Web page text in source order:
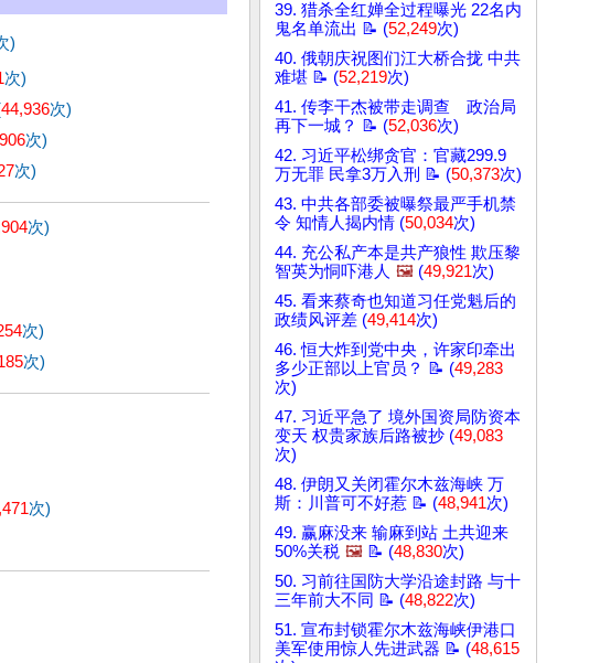
)
次)
44,936次)
次)
次)
次)
次)
次)
次)
39. 猎杀全红婵全过程曝光 22名内
鬼名单流出 📝 (52,249次)
40. 俄朝庆祝图们江大桥合拢 中共
难堪 📝 (52,219次)
41. 传李干杰被带走调查 政治局
再下一城？ 📝 (52,036次)
42. 习近平松绑贪官：官藏299.9
万无罪 民拿3万入刑 📝 (50,373次)
43. 中共各部委被曝祭最严手机禁
令 知情人揭内情 (50,034次)
44. 充公私产本是共产狼性 欺压黎
智英为恫吓港人 🖼️ (49,921次)
45. 看来蔡奇也知道习任党魁后的
政绩风评差 (49,414次)
46. 恒大炸到党中央，许家印牵出
多少正部以上官员？ 📝 (49,283
次)
47. 习近平急了 境外国资局防资本
变天 权贵家族后路被抄 (49,083
次)
48. 伊朗又关闭霍尔木兹海峡 万
斯：川普可不好惹 📝 (48,941次)
49. 赢麻没来 输麻到站 土共迎来
50%关税 🖼️ 📝 (48,830次)
50. 习前往国防大学沿途封路 与十
三年前大不同 📝 (48,822次)
51. 宣布封锁霍尔木兹海峡伊港口
美军使用惊人先进武器 📝 (48,615